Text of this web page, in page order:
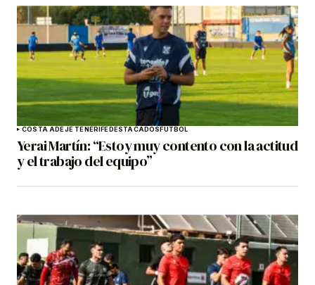
COSTA ADEJE TENERIFEDESTACADOSFÚTBOL
Yerai Martín: “Estoy muy contento con la actitud
y el trabajo del equipo”